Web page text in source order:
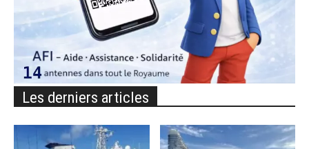
Les derniers articles